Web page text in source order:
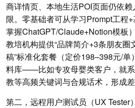
商详情页、本地生活POI页面仍依
限。零基础者可从学习Prompt工程
掌握ChatGPT/Claude+Notion模板
教培机构提供“品牌简介+3条朋友圈
稿”标准化套餐（定价198–398元/
料库——比如专攻母婴类客户，就
教等高频关键词与合规话术，形成差
第二，远程用户测试员（UX Tester